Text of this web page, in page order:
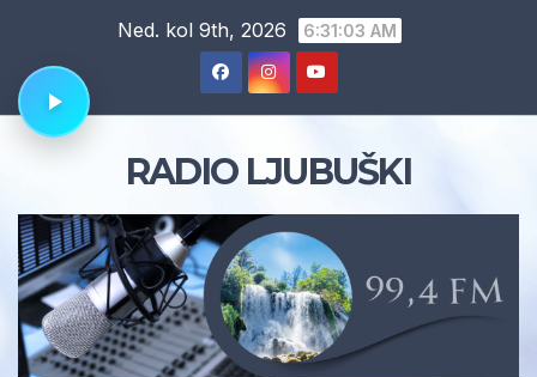
content
Ned. kol 9th, 2026 6:31:04 AM
RADIO LJUBUŠKI